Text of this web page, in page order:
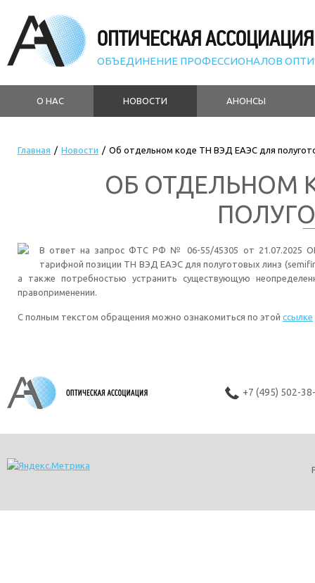
ОПТИЧЕСКАЯ АССОЦИАЦИЯ
ОБЪЕДИНЕНИЕ ПРОФЕССИОНАЛОВ
О НАС НОВОСТИ АНОНСЫ
Главная / Новости / Об отдельном коде ТН ВЭД ЕАЭС для
ОБ ОТДЕЛЬНОМ
В ответ на запрос ФТС РФ № 06-55/45305 от 21.07.2025
тарифной позиции ТН ВЭД ЕАЭС для полуготовых линз
а также потребностью устранить существующую
правоприменении.
С полным текстом обращения можно ознакомиться по этой ссылке
+7 (495) 502-